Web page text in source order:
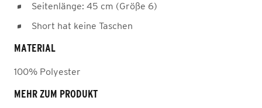
Seitenlänge: 45 cm (Größe 6)
Short hat keine Taschen
MATERIAL
100% Polyester
MEHR ZUM PRODUKT